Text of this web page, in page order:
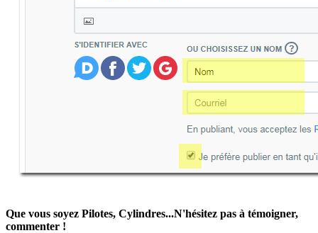
Que vous soyez Pilotes, Cylindres...N'hésitez pas à témoigner,
commenter !